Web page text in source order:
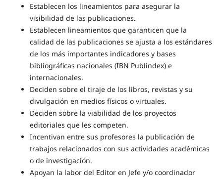
Establecen los lineamientos para asegurar la
visibilidad de las publicaciones.
Establecen lineamientos que garanticen que la
calidad de las publicaciones se ajusta a los estándares
de los más importantes indicadores y bases
bibliográficas nacionales (IBN Publindex) e
internacionales.
Deciden sobre el tiraje de los libros, revistas y su
divulgación en medios físicos o virtuales.
Deciden sobre la viabilidad de los proyectos
editoriales que les competen.
Incentivan entre sus profesores la publicación de
trabajos relacionados con sus actividades académicas
o de investigación.
Apoyan la labor del Editor en Jefe y/o coordinador